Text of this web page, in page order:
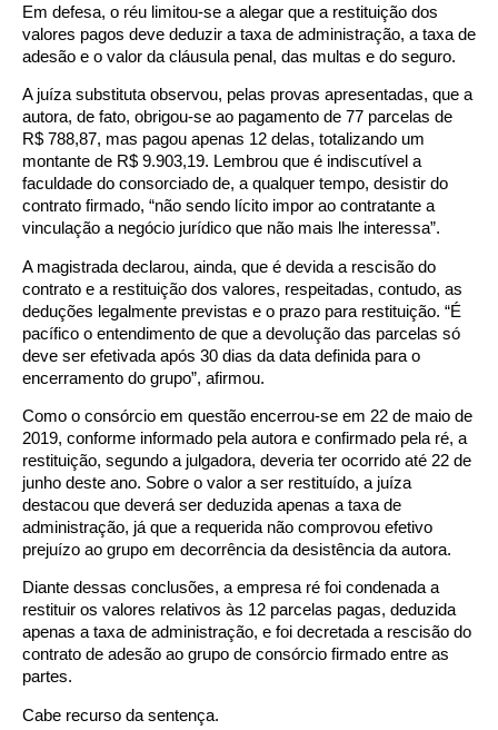
Em defesa, o réu limitou-se a alegar que a restituição dos
valores pagos deve deduzir a taxa de administração, a taxa de
adesão e o valor da cláusula penal, das multas e do seguro.
A juíza substituta observou, pelas provas apresentadas, que a
autora, de fato, obrigou-se ao pagamento de 77 parcelas de
R$ 788,87, mas pagou apenas 12 delas, totalizando um
montante de R$ 9.903,19. Lembrou que é indiscutível a
faculdade do consorciado de, a qualquer tempo, desistir do
contrato firmado, “não sendo lícito impor ao contratante a
vinculação a negócio jurídico que não mais lhe interessa”.
A magistrada declarou, ainda, que é devida a rescisão do
contrato e a restituição dos valores, respeitadas, contudo, as
deduções legalmente previstas e o prazo para restituição. “É
pacífico o entendimento de que a devolução das parcelas só
deve ser efetivada após 30 dias da data definida para o
encerramento do grupo”, afirmou.
Como o consórcio em questão encerrou-se em 22 de maio de
2019, conforme informado pela autora e confirmado pela ré, a
restituição, segundo a julgadora, deveria ter ocorrido até 22 de
junho deste ano. Sobre o valor a ser restituído, a juíza
destacou que deverá ser deduzida apenas a taxa de
administração, já que a requerida não comprovou efetivo
prejuízo ao grupo em decorrência da desistência da autora.
Diante dessas conclusões, a empresa ré foi condenada a
restituir os valores relativos às 12 parcelas pagas, deduzida
apenas a taxa de administração, e foi decretada a rescisão do
contrato de adesão ao grupo de consórcio firmado entre as
partes.
Cabe recurso da sentença.